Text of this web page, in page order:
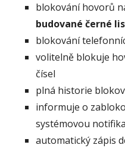
blokování hovorů
budované černé
blokování
volitelně blokuje
čísel
plná historie
informuje o
systémovou
automatický zápis